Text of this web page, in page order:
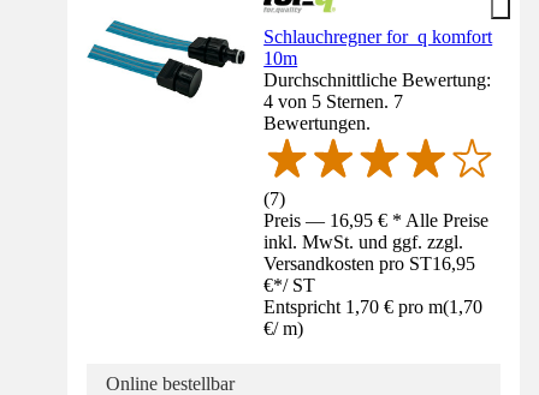
Schlauchregner for_q komfort
10m
Durchschnittliche Bewertung:
4 von 5 Sternen. 7
Bewertungen.
(7)
Preis — 16,95 € * Alle Preise
inkl. MwSt. und ggf. zzgl.
Versandkosten pro ST16,95
€*/ ST
Entspricht 1,70 € pro m(1,70
€/ m)
Online bestellbar